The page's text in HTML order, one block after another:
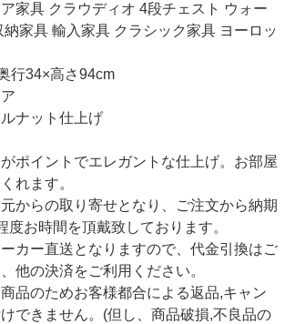
ア家具 クラウディオ 4段チェスト ウォー
家具 輸入家具 クラシック家具 ヨーロッ
行34×高さ94cm
ナット仕上げ
がポイントでエレガントな仕上げ。お部屋
れます。
からの取り寄せとなり、ご注文から納期
度お時間を頂戴致しております。
カー直送となりますので、代金引換はご
他の決済をご利用ください。
品のためお客様都合による返品,キャン
できません。(但し、商品破損,不良品の